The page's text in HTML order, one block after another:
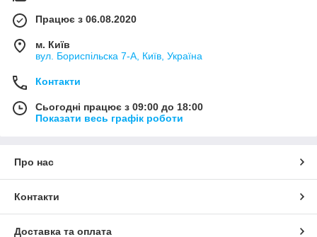
Працює з 06.08.2020
м. Київ
вул. Бориспільска 7-А, Київ, Україна
Контакти
Сьогодні працює з 09:00 до 18:00
Показати весь графік роботи
Про нас
Контакти
Доставка та оплата